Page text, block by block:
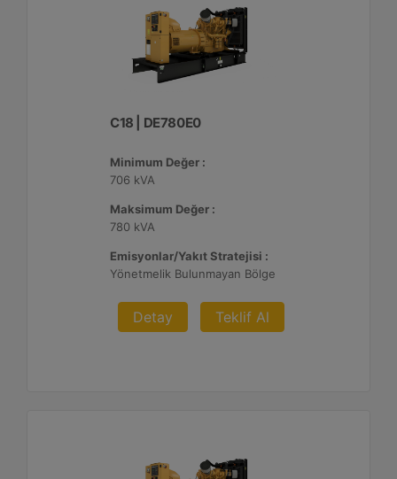
C18 | DE780E0
Minimum Değer :
706 kVA
Maksimum Değer :
780 kVA
Emisyonlar/Yakıt Stratejisi :
Yönetmelik Bulunmayan Bölge
Detay Teklif Al